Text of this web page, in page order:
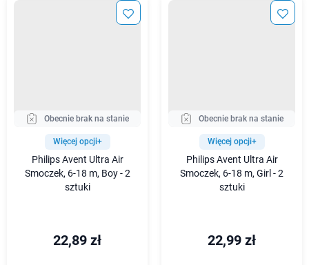
Obecnie brak na stanie
Więcej opcji+
Philips Avent Ultra Air
Smoczek, 6-18 m, Boy - 2
sztuki
22,89 zł
Obecnie brak na stanie
Więcej opcji+
Philips Avent Ultra Air
Smoczek, 6-18 m, Girl - 2
sztuki
22,99 zł